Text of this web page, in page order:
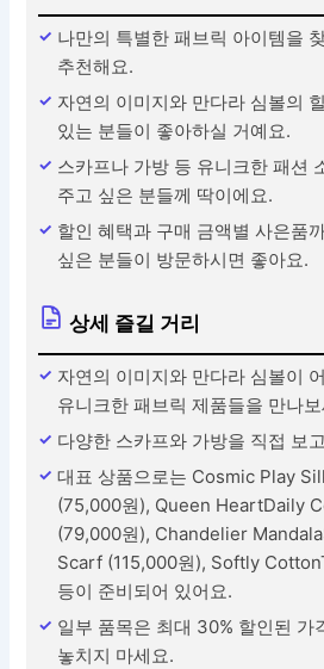
나만의 특별한 패브릭 아이템을
추천해요.
자연의 이미지와 만다라 심볼의
있는 분들이 좋아하실 거예요.
스카프나 가방 등 유니크한 패션
주고 싶은 분들께 딱이에요.
할인 혜택과 구매 금액별 사은품
싶은 분들이 방문하시면 좋아요.
상세 즐길 거리
자연의 이미지와 만다라 심볼이
유니크한 패브릭 제품들을 만나
다양한 스카프와 가방을 직접 보
대표 상품으로는 Cosmic Play
(75,000원), Queen HeartDaily
(79,000원), Chandelier
Scarf (115,000원), Softly
등이 준비되어 있어요.
일부 품목은 최대 30% 할인된 가
놓치지 마세요.